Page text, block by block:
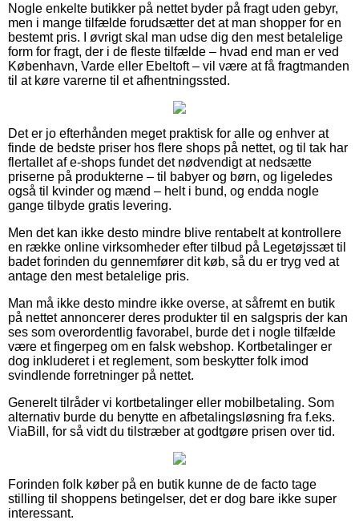
Nogle enkelte butikker på nettet byder på fragt uden gebyr,
men i mange tilfælde forudsætter det at man shopper for en
bestemt pris. I øvrigt skal man udse dig den mest betalelige
form for fragt, der i de fleste tilfælde – hvad end man er ved
København, Varde eller Ebeltoft – vil være at få fragtmanden
til at køre varerne til et afhentningssted.
Det er jo efterhånden meget praktisk for alle og enhver at
finde de bedste priser hos flere shops på nettet, og til tak har
flertallet af e-shops fundet det nødvendigt at nedsætte
priserne på produkterne – til babyer og børn, og ligeledes
også til kvinder og mænd – helt i bund, og endda nogle
gange tilbyde gratis levering.
Men det kan ikke desto mindre blive rentabelt at kontrollere
en række online virksomheder efter tilbud på Legetøjssæt til
badet forinden du gennemfører dit køb, så du er tryg ved at
antage den mest betalelige pris.
Man må ikke desto mindre ikke overse, at såfremt en butik
på nettet annoncerer deres produkter til en salgspris der kan
ses som overordentlig favorabel, burde det i nogle tilfælde
være et fingerpeg om en falsk webshop. Kortbetalinger er
dog inkluderet i et reglement, som beskytter folk imod
svindlende forretninger på nettet.
Generelt tilråder vi kortbetalinger eller mobilbetaling. Som
alternativ burde du benytte en afbetalingsløsning fra f.eks.
ViaBill, for så vidt du tilstræber at godtgøre prisen over tid.
Forinden folk køber på en butik kunne de de facto tage
stilling til shoppens betingelser, det er dog bare ikke super
interessant.